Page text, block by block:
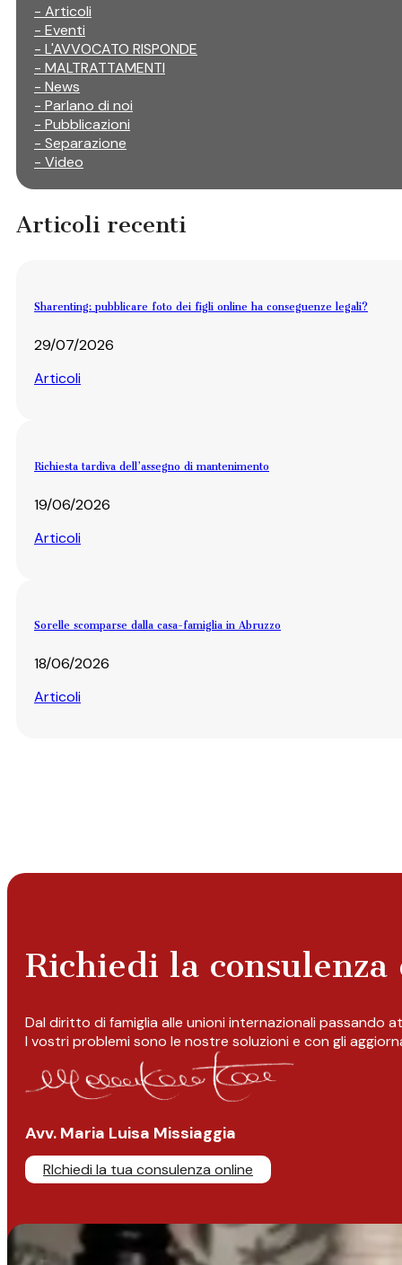
- Articoli
- Eventi
- L'AVVOCATO RISPONDE
- MALTRATTAMENTI
- News
- Parlano di noi
- Pubblicazioni
- Separazione
- Video
Articoli recenti
Sharenting: pubblicare foto dei figli online ha conseguenze legali?
29/07/2026
Articoli
Richiesta tardiva dell’assegno di mantenimento
19/06/2026
Articoli
Sorelle scomparse dalla casa-famiglia in Abruzzo
18/06/2026
Articoli
Richiedi la
Dal diritto di famiglia alle unioni internazionali passando
I vostri problemi sono le nostre soluzioni e con gli
Avv. Maria Luisa Missiaggia
RIchiedi la tua consulenza online